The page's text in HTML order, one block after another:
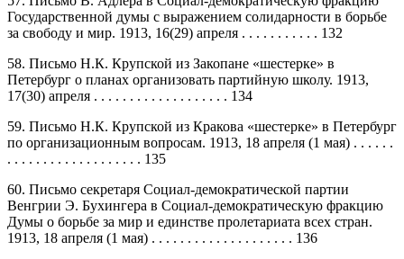
Государственной думы с выражением солидарности в борьбе
за свободу и мир. 1913, 16(29) апреля . . . . . . . . . . . 132
58. Письмо Н.К. Крупской из Закопане «шестерке» в
Петербург о планах организовать партийную школу. 1913,
17(30) апреля . . . . . . . . . . . . . . . . . . . 134
59. Письмо Н.К. Крупской из Кракова «шестерке» в Петербург
по организационным вопросам. 1913, 18 апреля (1 мая) . . . . . .
. . . . . . . . . . . . . . . . . . . 135
60. Письмо секретаря Социал-демократической партии
Венгрии Э. Бухингера в Социал-демократическую фракцию
Думы о борьбе за мир и единстве пролетариата всех стран.
1913, 18 апреля (1 мая) . . . . . . . . . . . . . . . . . . . . 136